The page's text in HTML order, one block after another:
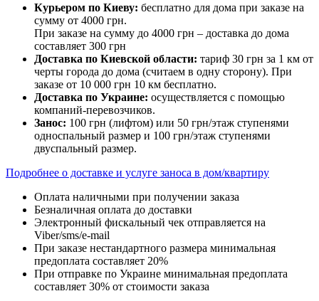
Курьером по Киеву: бесплатно для дома при заказе на
сумму от 4000 грн.
При заказе на сумму до 4000 грн – доставка до дома
составляет 300 грн
Доставка по Киевской области: тариф 30 грн за 1 км от
черты города до дома (считаем в одну сторону). При
заказе от 10 000 грн 10 км бесплатно.
Доставка по Украине: осуществляется с помощью
компаний-перевозчиков.
Занос: 100 грн (лифтом) или 50 грн/этаж ступенями
односпальный размер и 100 грн/этаж ступенями
двуспальный размер.
Подробнее о доставке и услуге заноса в дом/квартиру
Оплата наличными при получении заказа
Безналичная оплата до доставки
Электронный фискальный чек отправляется на
Viber/sms/e-mail
При заказе нестандартного размера минимальная
предоплата составляет 20%
При отправке по Украине минимальная предоплата
составляет 30% от стоимости заказа